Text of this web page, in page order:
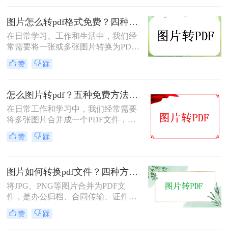
图片怎么转pdf格式免费？四种方法对比与实操指南（附详细表格）!
在日常学习、工作和生活中，我们经
常需要将一张或多张图片转换为PDF
格式，以便于分享、存档或打印。无
论是整理电子相册、提交证件照，还
都十分常见。为了帮你快速选出最适
合自己的转换方式，下表汇总了四种
主流免费方法的核心差异：
赞 踩
怎么图片转pdf？五种免费方法对比与实操指南（附详细表格）！
在日常工作和学习中，我们经常需要
将多张图片合并成一个PDF文件，以
便于分享、存档或打印。无论是制作
电子相册、整理工作截图、提交证件
出最适合自己的转换方式，下表汇总
了五种主流方法的核心差异：
赞 踩
图片如何转换pdf文件？四种方法实测对比，附各场景最优选！
将JPG、PNG等图片合并为PDF文
件，是办公归档、合同传输、证件提
交中经常遇到的需求。但不同方法在
转换质量、操作效率、数据安全方面
赞 踩